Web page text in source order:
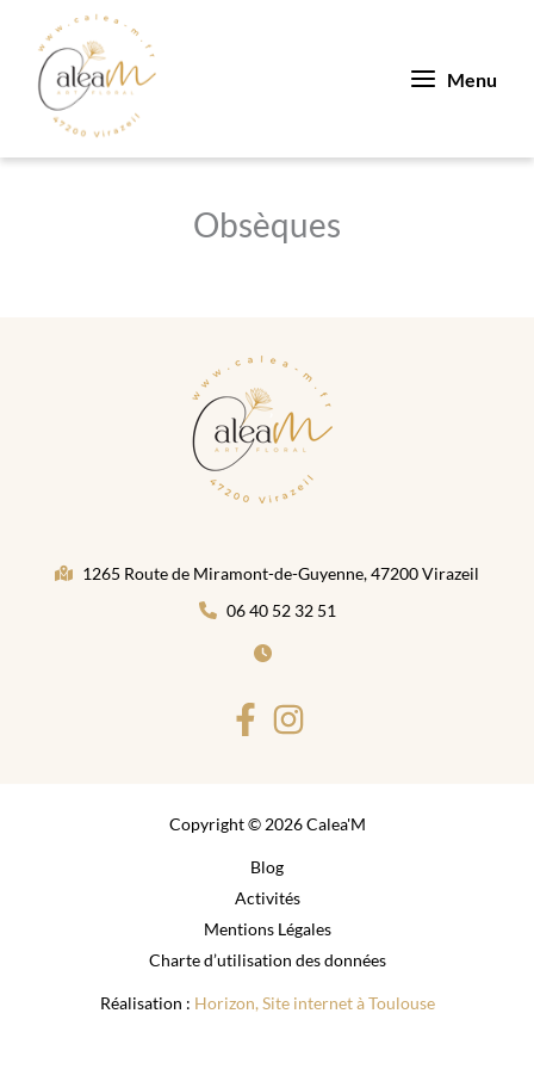
contenu
Menu
Obsèques
1265 Route de Miramont-de-Guyenne, 47200 Virazeil
06 40 52 32 51
Copyright © 2026 Calea'M
Blog
Activités
Mentions Légales
Charte d’utilisation des données
Réalisation : Horizon, Site internet à Toulouse